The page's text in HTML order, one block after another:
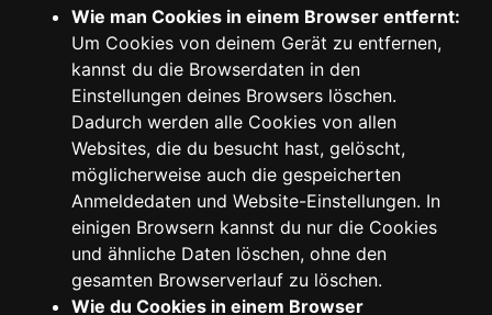
Wie man Cookies in einem Browser entfernt:
Um Cookies von deinem Gerät zu entfernen,
kannst du die Browserdaten in den
Einstellungen deines Browsers löschen.
Dadurch werden alle Cookies von allen
Websites, die du besucht hast, gelöscht,
möglicherweise auch die gespeicherten
Anmeldedaten und Website-Einstellungen. In
einigen Browsern kannst du nur die Cookies
und ähnliche Daten löschen, ohne den
gesamten Browserverlauf zu löschen.
Wie du Cookies in einem Browser